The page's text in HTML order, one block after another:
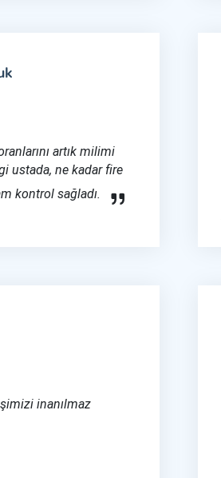
artık milimi
ustada, ne kadar fire
kontrol sağladı.
inanılmaz